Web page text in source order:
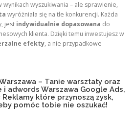
wyszukiwania – ale sprawienie,
wyróżniała się na tle konkurencji. Każda
jest indywidualnie dopasowana do
klienta. Dzięki temu inwestujesz w
efekty, a nie przypadkowe
– Tanie warsztaty oraz
i adwords Warszawa Google Ads,
które przynoszą zysk,
pomóc tobie nie oszukać!